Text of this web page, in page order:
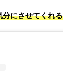
にさせてくれ